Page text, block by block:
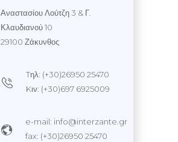
Αναστασίου Λούτζη 3 & Γ.
Κλαυδιανού 10
29100 Ζάκυνθος
Tηλ: (+30)26950 25470
Kιν: (+30)697 6925009
e-mail: info@interzante.gr
fax: (+30)26950 25470